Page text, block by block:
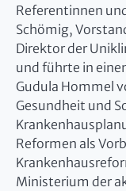
Referentinnen
Schömig,
Direktor der
und führte in
Gudula Hommel
Gesundheit und
Reformen als
Ministerium der